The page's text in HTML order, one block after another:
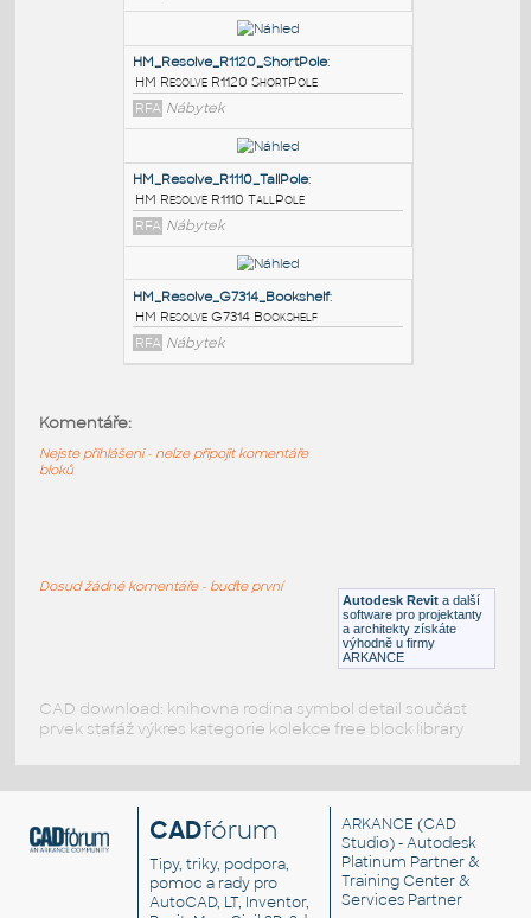
PODOBNÉ BLOKY
HM_Resolve_R1140_InLinePole
HM Resolve R1140 InLinePole
RFA Nábytek
HM_Resolve_R1120_ShortPole:
HM Resolve R1120 ShortPole
RFA Nábytek
HM Resolve R1110 TallPole
HM Resolve G7314 Bookshelf
Autodesk Revit a další
software pro projektanty
a architekty získáte
výhodně u firmy
ARKANCE
Komentáře:
Nejste přihlášeni - nelze připojit komentáře
bloků
Dosud žádné komentáře - buďte první
CAD download: knihovna rodina symbol detail součást
prvek stafáž výkres kategorie kolekce free block library
CADfórum
Tipy, triky, podpora,
pomoc a rady pro
AutoCAD, LT, Inventor,
ARKANCE (CAD
Studio) - Autodesk
Platinum Partner &
Training Center &
Services Partner